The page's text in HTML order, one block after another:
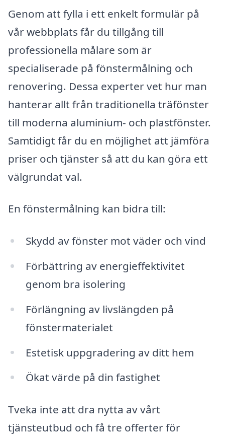
Genom att fylla i ett enkelt formulär på
vår webbplats får du tillgång till
professionella målare som är
specialiserade på fönstermålning och
renovering. Dessa experter vet hur man
hanterar allt från traditionella träfönster
till moderna aluminium- och plastfönster.
Samtidigt får du en möjlighet att jämföra
priser och tjänster så att du kan göra ett
välgrundat val.
En fönstermålning kan bidra till:
Skydd av fönster mot väder och vind
Förbättring av energieffektivitet
genom bra isolering
Förlängning av livslängden på
fönstermaterialet
Estetisk uppgradering av ditt hem
Ökat värde på din fastighet
Tveka inte att dra nytta av vårt
tjänsteutbud och få tre offerter för